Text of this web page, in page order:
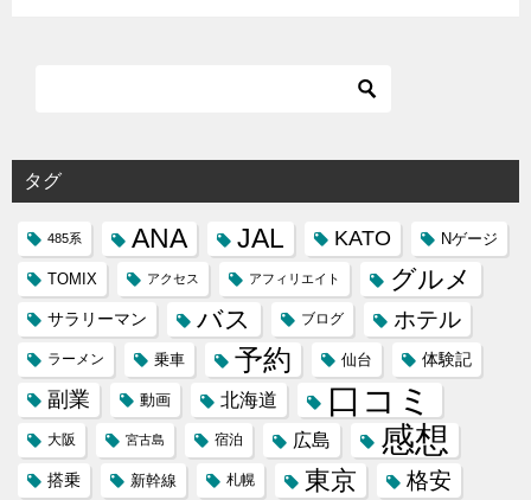
タグ
485系 ANA JAL KATO Nゲージ
TOMIX アクセス アフィリエイト グルメ
サラリーマン バス ブログ ホテル
ラーメン 乗車 予約 仙台 体験記
副業 動画 北海道 口コミ
大阪 宮古島 宿泊 広島 感想
搭乗 新幹線 札幌 東京 格安